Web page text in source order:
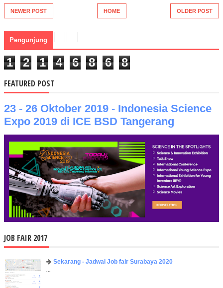
NEWER POST OLDER POST
HOME
Pengunjung
1 2 1 4 6 8 6 8
FEATURED POST
23 - 26 Oktober 2019 - Indonesia Science
Expo 2019 di ICE BSD Tangerang
JOB FAIR 2017
Sekarang - Jadwal Job fair Surabaya 2020
...